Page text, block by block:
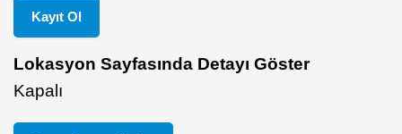
Kayıt Ol
Lokasyon Sayfasında Detayı Göster
Kapalı